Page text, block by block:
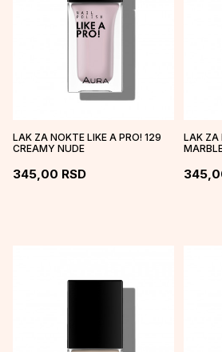
LAK ZA NOKTE LIKE A PRO! 129
CREAMY NUDE
345,00 RSD
LAK ZA